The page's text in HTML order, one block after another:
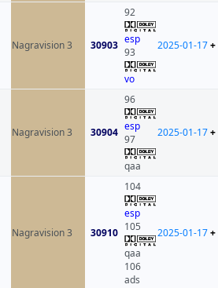
Nagravision 3 30903
92
esp
93
vo
2025-01-17+
Nagravision 3 30904
96
esp
97
qaa
2025-01-17+
Nagravision 3 30910
104
esp
105
qaa
106
ads
2025-01-17+